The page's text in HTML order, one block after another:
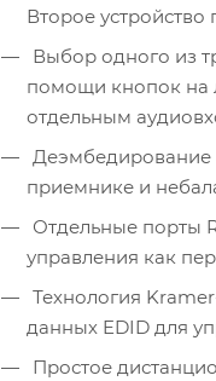
Второе
Выбор одного из
помощи кнопок на
отдельным
Деэмбедирование
приемнике и
Отдельные порты
управления как
Технология
данных EDID для
Простое